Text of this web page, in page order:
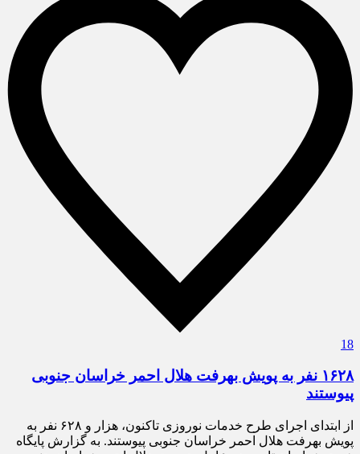
18
۱۶۲۸ نفر به پویش بهرفت هلال احمر خراسان جنوبی
پیوستند
از ابتدای اجرای طرح خدمات نوروزی تاکنون، هزار و ۶۲۸ نفر به
پویش بهرفت هلال احمر خراسان جنوبی پیوستند. به گزارش پایگاه